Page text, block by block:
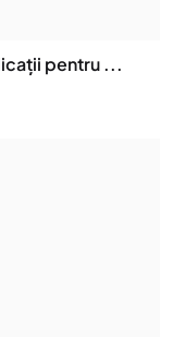
pentru ...